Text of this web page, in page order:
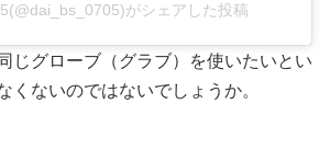
がシェアした投稿
じグローブ（グラブ）を使いたいとい
くないのではないでしょうか。